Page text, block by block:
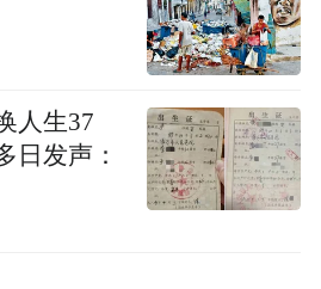
，蔚来的其他销售额同比
率高达20.6%。显然，随着
在从“成本中心”转变为“利
储备和连续三个季度的正
人生37
日发声：